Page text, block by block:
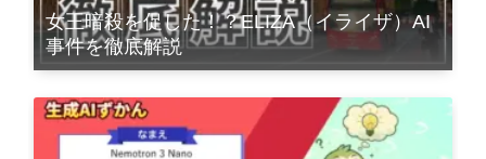
女王暗殺を促した！？ELIZA（イライザ）AI
事件を徹底解説